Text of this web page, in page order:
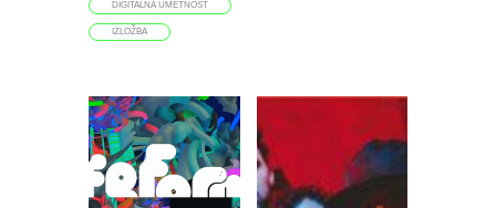
DIGITALNA UMETNOST
IZLOŽBA